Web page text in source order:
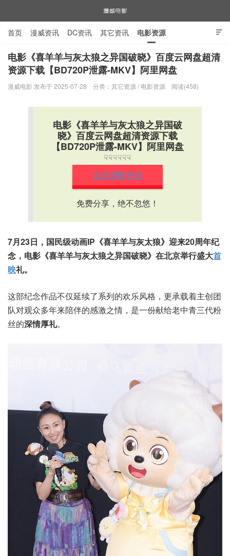
漫威电影

首页 漫威资讯 DC资讯 其它资讯 电影资源
电视剧资源 漫威图片
电影《喜羊羊与灰太狼之异国破晓》百度云网盘超清
资源下载【BD720P泄露-MKV】阿里网盘
漫威电影 发布于 2025-07-28 分类： 其它资源 / 电影资源 阅读(458)
电影《喜羊羊与灰太狼之异国破
晓》百度云网盘超清资源下载
【BD720P泄露-MKV】阿里网盘
☟☟☟☟☟☟
点击获取资源
免费分享，绝不忽悠！
7月23日，国民级动画IP《喜羊羊与灰太狼》迎来20周年纪
念，电影《喜羊羊与灰太狼之异国破晓》在北京举行盛大首
映礼。
这部纪念作品不仅延续了系列的欢乐风格，更承载着主创团
队对观众多年来陪伴的感激之情，是一份献给老中青三代粉
丝的深情厚礼。